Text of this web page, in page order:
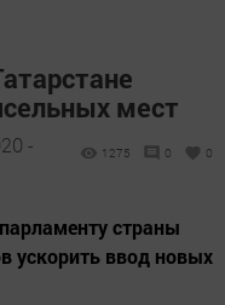
мест
-
1275 0 0
страны
ускорить ввод новых